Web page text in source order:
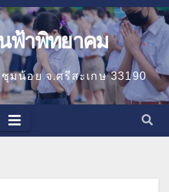
ฟ้าพิทยาคม
มน้อย จ.ศรีสะเกษ 33190